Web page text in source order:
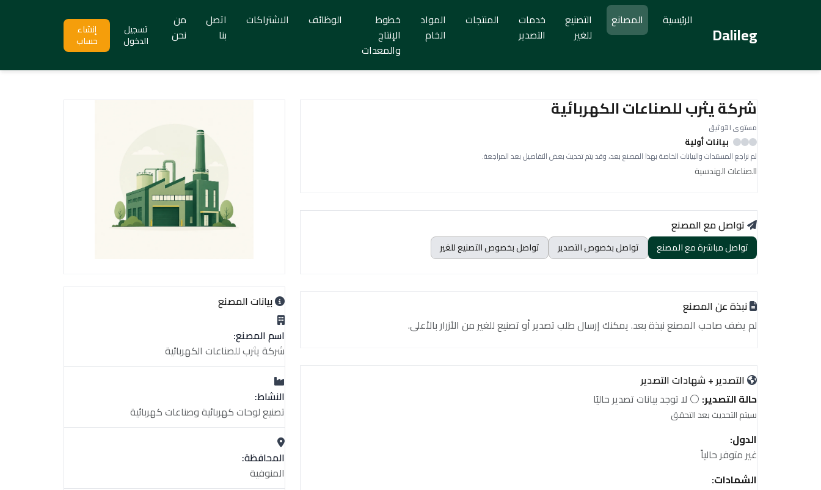
Dalileg
الرئيسية المصانع
التصنيع
للغير
خدمات
التصدير
المنتجات
المواد
الخام
خطوط
الإنتاج
والمعدات
الوظائف الاشتراكات
اتصل
بنا
من
نحن
تسجيل
الدخول
إنشاء
حساب
شركة يثرب للصناعات الكهربائية
مستوى التوثيق
بيانات أولية
لم نراجع المستندات والبيانات الخاصة بهذا المصنع بعد، وقد يتم تحديث بعض التفاصيل بعد المراجعة.
الصناعات الهندسية
تواصل مع المصنع
تواصل مباشرة مع المصنع تواصل بخصوص التصدير تواصل بخصوص التصنيع للغير
نبذة عن المصنع
لم يضف صاحب المصنع نبذة بعد. يمكنك إرسال طلب تصدير أو تصنيع للغير من الأزرار بالأعلى.
التصدير + شهادات التصدير
حالة التصدير: ⚪ لا توجد بيانات تصدير حاليًا
سيتم التحديث بعد التحقق
الدول:
غير متوفر حالياً
الشهادات:
بيانات المصنع
اسم المصنع:
شركة يثرب للصناعات الكهربائية
النشاط:
تصنيع لوحات كهربائية وصناعات كهربائية
المحافظة:
المنوفية